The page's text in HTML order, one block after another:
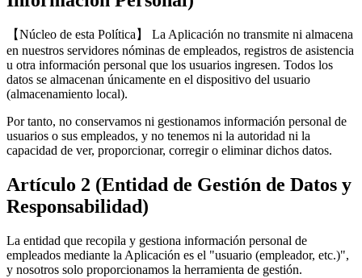
【Núcleo de esta Política】 La Aplicación no transmite ni almacena
en nuestros servidores nóminas de empleados, registros de asistencia
u otra información personal que los usuarios ingresen. Todos los
datos se almacenan únicamente en el dispositivo del usuario
(almacenamiento local).
Por tanto, no conservamos ni gestionamos información personal de
usuarios o sus empleados, y no tenemos ni la autoridad ni la
capacidad de ver, proporcionar, corregir o eliminar dichos datos.
Artículo 2 (Entidad de Gestión de Datos y
Responsabilidad)
La entidad que recopila y gestiona información personal de
empleados mediante la Aplicación es el "usuario (empleador, etc.)",
y nosotros solo proporcionamos la herramienta de gestión.